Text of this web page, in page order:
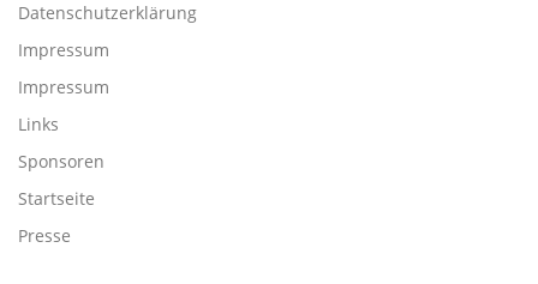
Datenschutzerklärung
Impressum
Impressum
Links
Sponsoren
Startseite
Presse